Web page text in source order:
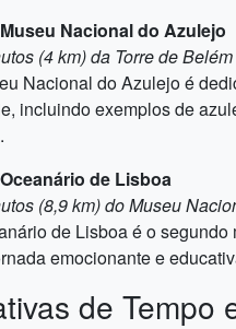
Nacional do Azulejo
(4 km) da Torre de Belém
Nacional do Azulejo é
incluindo exemplos de
de Lisboa
(8,9 km) do Museu
de Lisboa é o
emocionante e
de Tempo